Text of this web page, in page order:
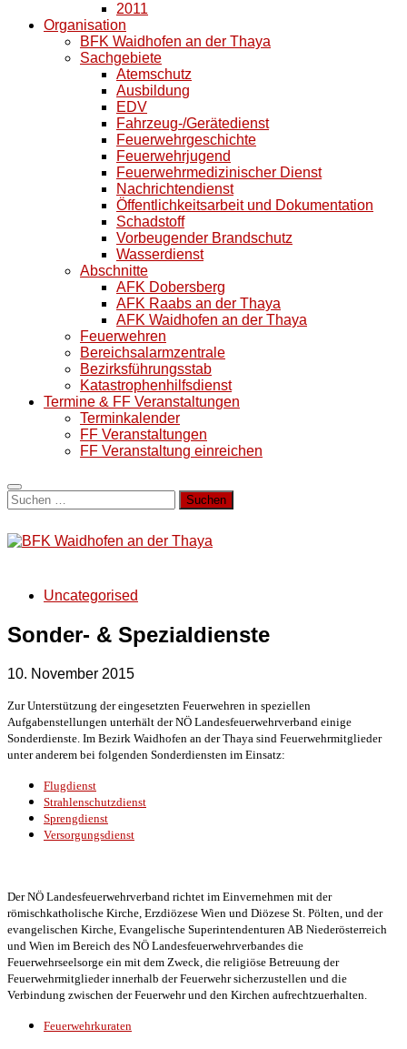
2011
Organisation
BFK Waidhofen an der Thaya
Sachgebiete
Atemschutz
Ausbildung
EDV
Fahrzeug-/Gerätedienst
Feuerwehrgeschichte
Feuerwehrjugend
Feuerwehrmedizinischer Dienst
Nachrichtendienst
Öffentlichkeitsarbeit und Dokumentation
Schadstoff
Vorbeugender Brandschutz
Wasserdienst
Abschnitte
AFK Dobersberg
AFK Raabs an der Thaya
AFK Waidhofen an der Thaya
Feuerwehren
Bereichsalarmzentrale
Bezirksführungsstab
Katastrophenhilfsdienst
Termine & FF Veranstaltungen
Terminkalender
FF Veranstaltungen
FF Veranstaltung einreichen
Suchen
nach:
Uncategorised
Sonder- & Spezialdienste
10. November 2015
Zur Unterstützung der eingesetzten Feuerwehren in speziellen
Aufgabenstellungen unterhält der NÖ Landesfeuerwehrverband einige
Sonderdienste. Im Bezirk Waidhofen an der Thaya sind Feuerwehrmitglieder
unter anderem bei folgenden Sonderdiensten im Einsatz:
Flugdienst
Strahlenschutzdienst
Sprengdienst
Versorgungsdienst
Der NÖ Landesfeuerwehrverband richtet im Einvernehmen mit der
römischkatholische Kirche, Erzdiözese Wien und Diözese St. Pölten, und der
evangelischen Kirche, Evangelische Superintendenturen AB Niederösterreich
und Wien im Bereich des NÖ Landesfeuerwehrverbandes die
Feuerwehrseelsorge ein mit dem Zweck, die religiöse Betreuung der
Feuerwehrmitglieder innerhalb der Feuerwehr sicherzustellen und die
Verbindung zwischen der Feuerwehr und den Kirchen aufrechtzuerhalten.
Feuerwehrkuraten